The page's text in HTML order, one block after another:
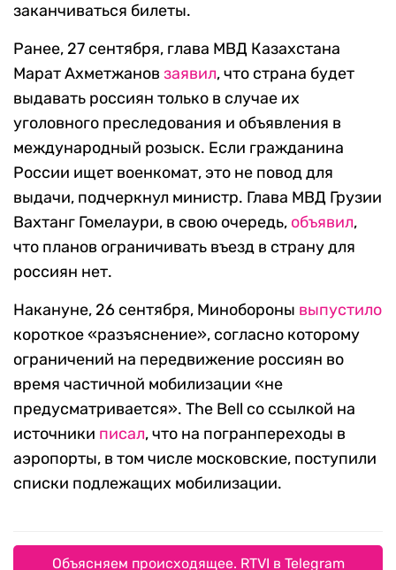
заканчиваться билеты.
Ранее, 27 сентября, глава МВД Казахстана
Марат Ахметжанов заявил, что страна будет
выдавать россиян только в случае их
уголовного преследования и объявления в
международный розыск. Если гражданина
России ищет военкомат, это не повод для
выдачи, подчеркнул министр. Глава МВД Грузии
Вахтанг Гомелаури, в свою очередь, объявил,
что планов ограничивать въезд в страну для
россиян нет.
Накануне, 26 сентября, Минобороны выпустило
короткое «разъяснение», согласно которому
ограничений на передвижение россиян во
время частичной мобилизации «не
предусматривается». The Bell со ссылкой на
источники писал, что на погранпереходы в
аэропорты, в том числе московские, поступили
списки подлежащих мобилизации.
Объясняем происходящее. RTVI в Telegram